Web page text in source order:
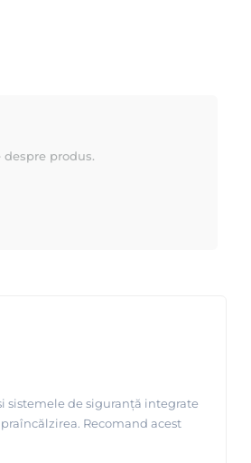
despre produs.
sistemele de siguranță integrate
Recomand acest